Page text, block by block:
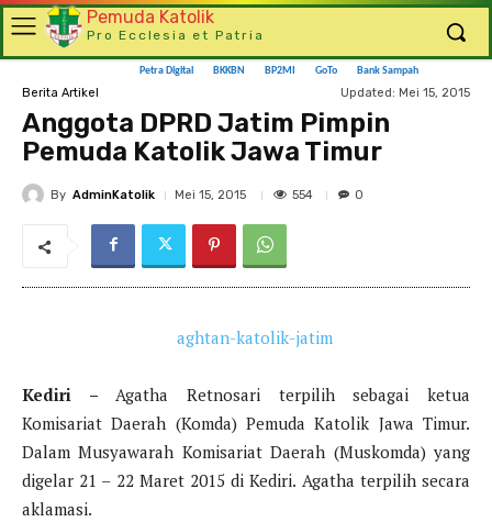
Pemuda Katolik
Pro Ecclesia et Patria
Petra Digital BKKBN BP2MI GoTo Bank Sampah
Berita Artikel Updated: Mei 15, 2015
Anggota DPRD Jatim Pimpin
Pemuda Katolik Jawa Timur
By AdminKatolik Mei 15, 2015 554 0
Kediri –Agatha Retnosari terpilih sebagai ketua
Komisariat Daerah (Komda) Pemuda Katolik Jawa Timur.
Dalam Musyawarah Komisariat Daerah (Muskomda) yang
digelar 21 – 22 Maret 2015 di Kediri. Agatha terpilih secara
aklamasi.